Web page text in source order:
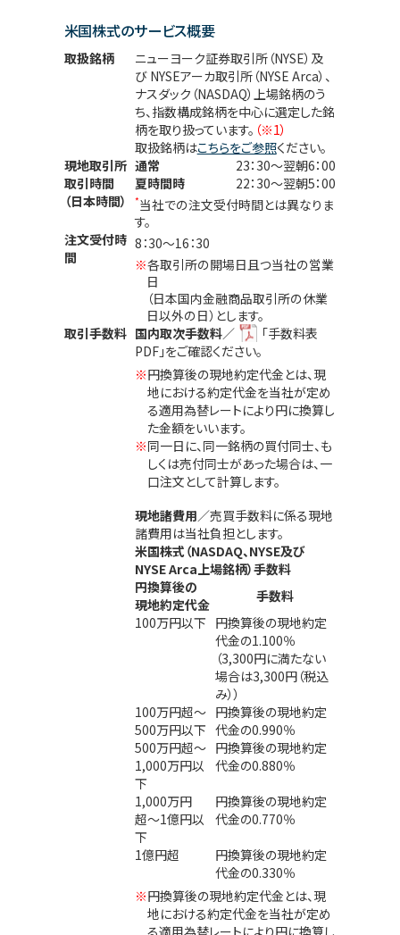
米国株式のサービス概要
取扱銘柄
ニューヨーク証券取引所（NYSE）及
び NYSEアーカ取引所（NYSE Arca）、
ナスダック（NASDAQ）上場銘柄のう
ち、指数構成銘柄を中心に選定した銘
柄を取り扱っています。 （※1）
取扱銘柄はこちらをご参照ください。
現地取引所
取引時間
（日本時間）
通常
23：30～翌朝6：00
夏時間時
22：30～翌朝5：00
*当社での注文受付時間とは異なりま
す。
注文受付時
間
8：30～16：30
※各取引所の開場日且つ当社の営業
日
（日本国内金融商品取引所の休業
日以外の日）とします。
取引手数料 国内取次手数料／
「手数料表
PDF」をご確認ください。
円換算後の現地約定代金とは、現
地における約定代金を当社が定め
る適用為替レートにより円に換算し
た金額をいいます。
同一日に、同一銘柄の買付同士、も
しくは売付同士があった場合は、一
口注文として計算します。
現地諸費用／売買手数料に係る現地
諸費用は当社負担とします。
米国株式（NASDAQ、NYSE及び
NYSE Arca上場銘柄）手数料
円換算後の
現地約定代金
手数料
100万円以下 円換算後の現地約定
代金の1.100％
（3,300円に満たない
場合は3,300円（税込
み））
100万円超〜
500万円以下
円換算後の現地約定
代金の0.990％
500万円超〜
1,000万円以
下
円換算後の現地約定
代金の0.880％
1,000万円
超〜1億円以
下
円換算後の現地約定
代金の0.770％
1億円超
円換算後の現地約定
代金の0.330％
円換算後の現地約定代金とは、現
地における約定代金を当社が定め
る適用為替レートにより円に換算し